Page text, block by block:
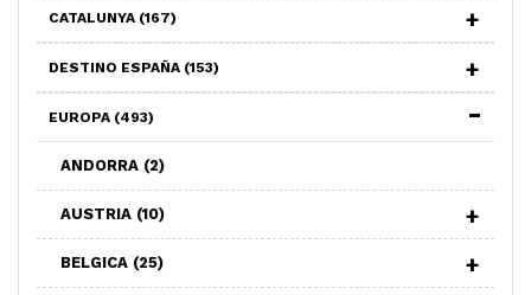
CATALUNYA (167)
DESTINO ESPAÑA (153)
EUROPA (493)
ANDORRA (2)
AUSTRIA (10)
BELGICA (25)